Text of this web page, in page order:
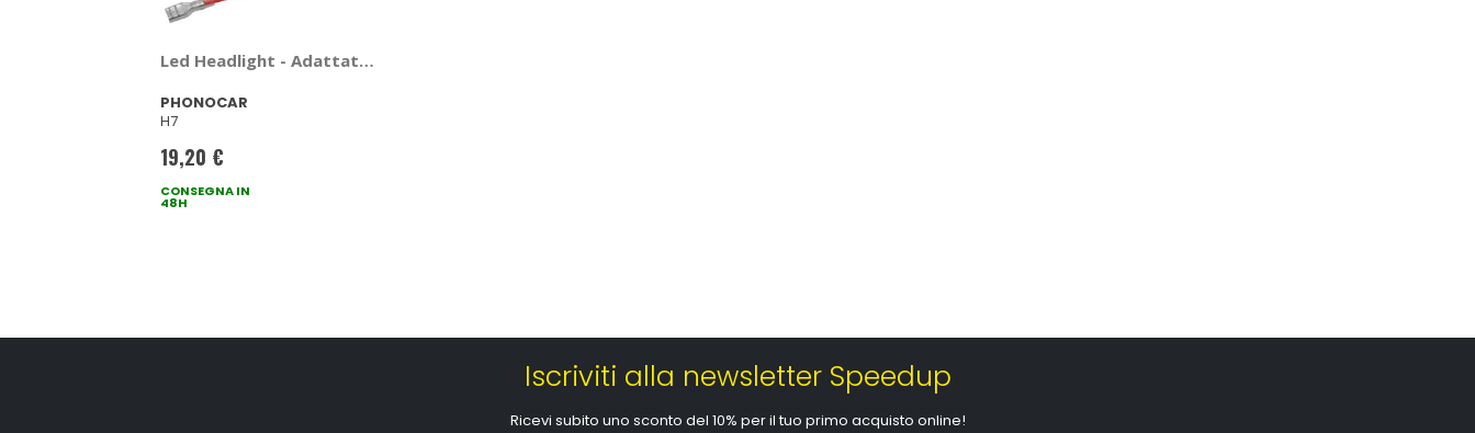
Led Headlight - Adattatore portalampada - PHONOCAR Volkswagen Golf VI, Golf VII, Scirocco
PHONOCAR
H7
19,20 €
CONSEGNA IN
48H
Iscriviti alla newsletter Speedup
Ricevi subito uno sconto del 10% per il tuo primo acquisto online!